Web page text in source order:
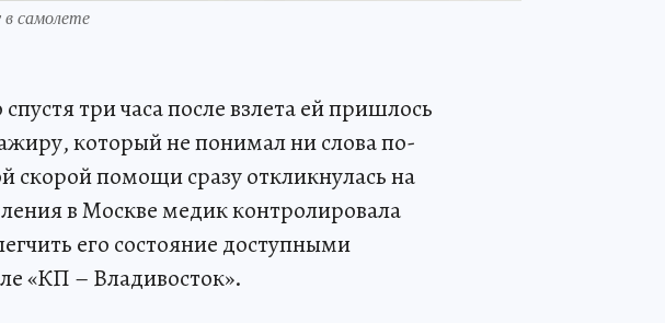
самолете
три часа после взлета ей пришлось
который не понимал ни слова по-
скорой помощи сразу откликнулась на
в Москве медик контролировала
его состояние доступными
«КП – Владивосток».